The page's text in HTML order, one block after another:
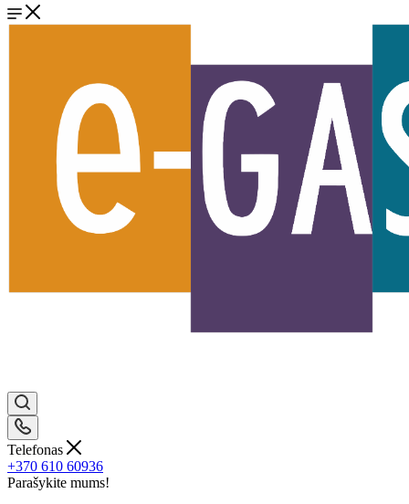
Telefonas
+370 610 60936
Parašykite mums!